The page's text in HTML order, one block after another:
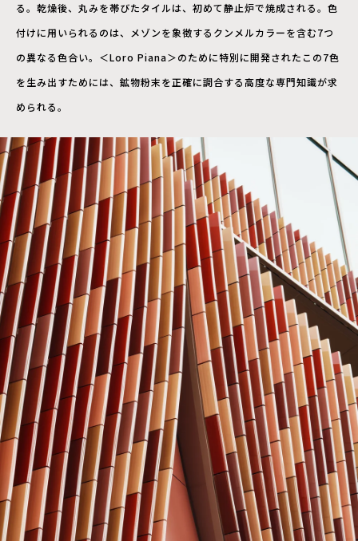
る。乾燥後、丸みを帯びたタイルは、初めて静止炉で焼成される。色
付けに用いられるのは、メゾンを象徴するクンメルカラーを含む7つ
の異なる色合い。＜Loro Piana＞のために特別に開発されたこの7色
を生み出すためには、鉱物粉末を正確に調合する高度な専門知識が求
められる。